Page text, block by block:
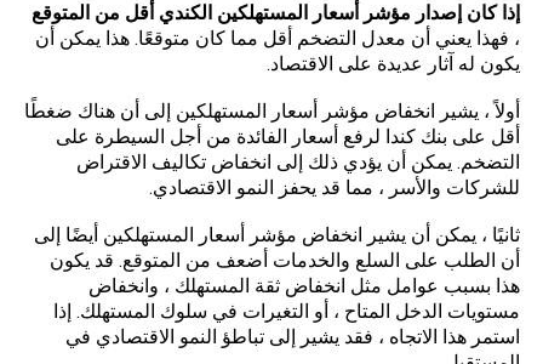
إذا كان إصدار مؤشر أسعار المستهلكين الكندي أقل من المتوقع
، فهذا يعني أن معدل التضخم أقل مما كان متوقعًا. هذا يمكن أن
يكون له آثار عديدة على الاقتصاد.
أولاً ، يشير انخفاض مؤشر أسعار المستهلكين إلى أن هناك ضغطًا
أقل على بنك كندا لرفع أسعار الفائدة من أجل السيطرة على
التضخم. يمكن أن يؤدي ذلك إلى انخفاض تكاليف الاقتراض
للشركات والأسر ، مما قد يحفز النمو الاقتصادي.
ثانيًا ، يمكن أن يشير انخفاض مؤشر أسعار المستهلكين أيضًا إلى
أن الطلب على السلع والخدمات أضعف من المتوقع. قد يكون
هذا بسبب عوامل مثل انخفاض ثقة المستهلك ، وانخفاض
مستويات الدخل المتاح ، أو التغيرات في سلوك المستهلك. إذا
استمر هذا الاتجاه ، فقد يشير إلى تباطؤ النمو الاقتصادي في